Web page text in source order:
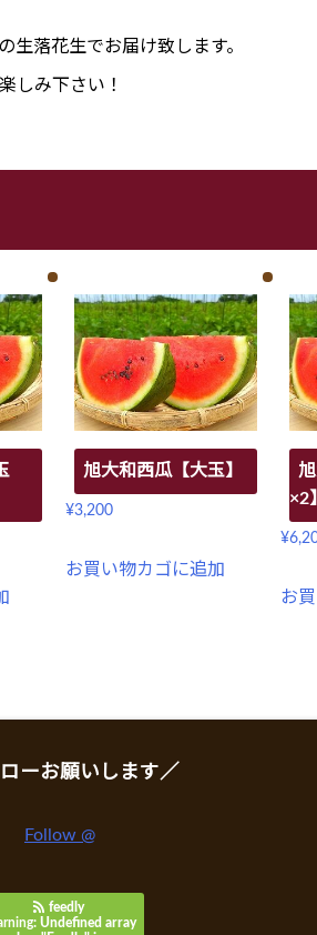
生落花生でお届け致します。
しみ下さい！
旭大和西瓜【大玉】
¥3,200
お買い物カゴに追加
旭
×2】
¥
お
ーお願いします／
Follow @
feedly
: Undefined array